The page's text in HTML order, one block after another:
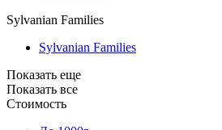
Sylvanian Families
Sylvanian Families
Показать еще
Показать все
Стоимость